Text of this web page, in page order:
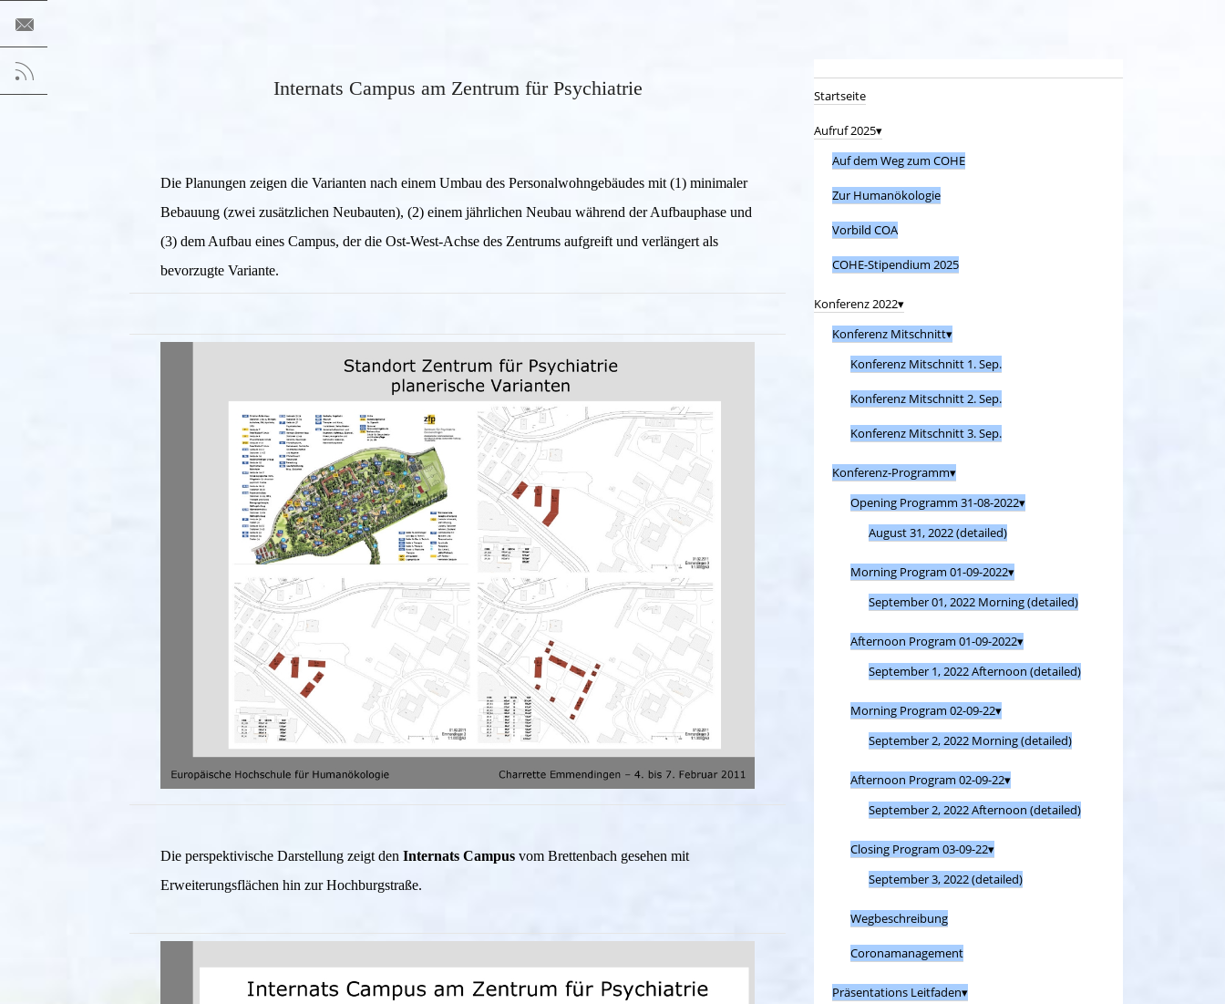
Internats Campus am Zentrum für Psychiatrie
Die Planungen zeigen die Varianten nach einem Umbau des Personalwohngebäudes mit (1) minimaler
Bebauung (zwei zusätzlichen Neubauten), (2) einem jährlichen Neubau während der Aufbauphase und
(3) dem Aufbau eines Campus, der die Ost-West-Achse des Zentrums aufgreift und verlängert als
bevorzugte Variante.
Die perspektivische Darstellung zeigt den Internats Campus vom Brettenbach gesehen mit
Erweiterungsflächen hin zur Hochburgstraße.
Startseite
Aufruf 2025
Auf dem Weg zum COHE
Zur Humanökologie
Vorbild COA
COHE-Stipendium 2025
Konferenz 2022
Konferenz Mitschnitt
Konferenz Mitschnitt 1. Sep.
Konferenz Mitschnitt 2. Sep.
Konferenz Mitschnitt 3. Sep.
Konferenz-Programm
Opening Programm 31-08-2022
August 31, 2022 (detailed)
Morning Program 01-09-2022
September 01, 2022 Morning (detailed)
Afternoon Program 01-09-2022
September 1, 2022 Afternoon (detailed)
Morning Program 02-09-22
September 2, 2022 Morning (detailed)
Afternoon Program 02-09-22
September 2, 2022 Afternoon (detailed)
Closing Program 03-09-22
September 3, 2022 (detailed)
Wegbeschreibung
Coronamanagement
Präsentations Leitfaden